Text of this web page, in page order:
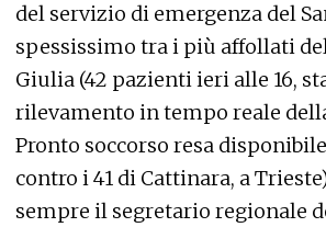
del servizio di emergenza del
spessissimo tra i più affollati
Giulia (42 pazienti ieri alle 16,
rilevamento in tempo reale
Pronto soccorso resa
contro i 41 di Cattinara, a
sempre il segretario regionale